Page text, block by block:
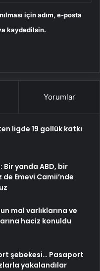
için adım, e-posta
kaydedilsin.
Yorumlar
ligde 19 gollük katkı
Bir yanda ABD, bir
de Emevi Camii’nde
mal varlıklarına ve
haciz konuldu
şebekesi… Pasaport
yakalandılar